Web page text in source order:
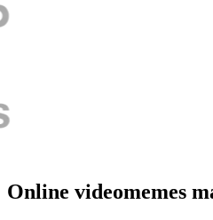
Online videomemes